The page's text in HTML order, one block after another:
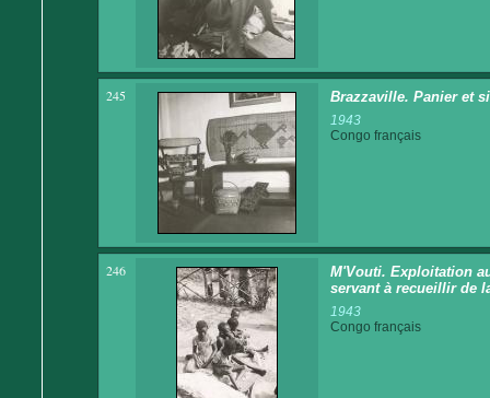
245 Brazzaville. Panier et
1943
Congo français
246
M'Vouti. Exploitation
servant à recueillir de
1943
Congo français